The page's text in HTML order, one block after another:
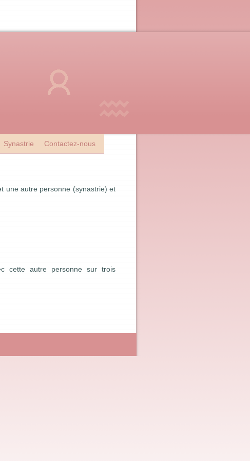
Synastrie Contactez-nous
une autre personne (synastrie) et
cette autre personne sur trois